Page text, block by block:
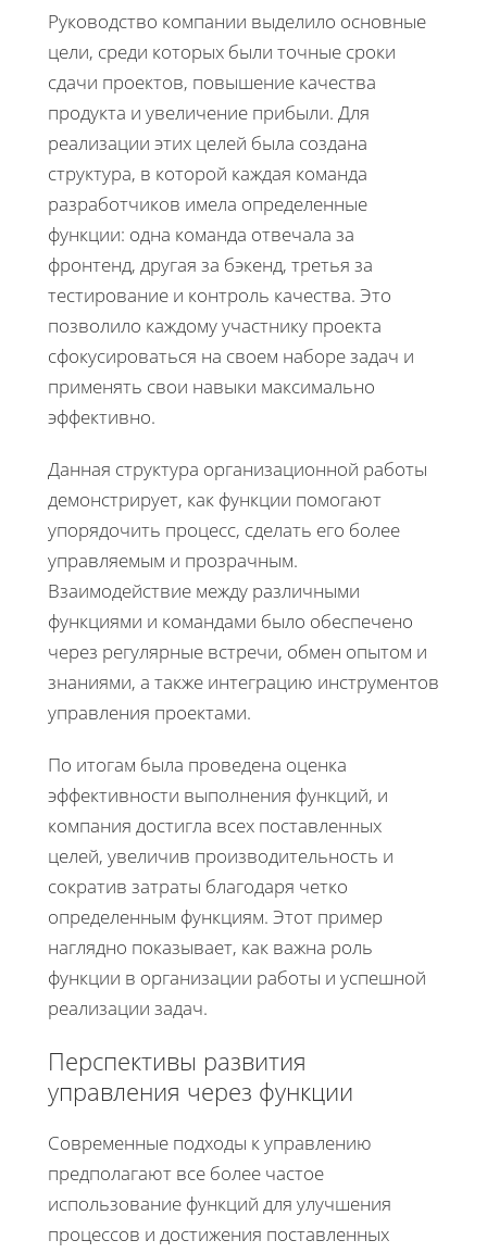
Руководство компании выделило основные
цели, среди которых были точные сроки
сдачи проектов, повышение качества
продукта и увеличение прибыли. Для
реализации этих целей была создана
структура, в которой каждая команда
разработчиков имела определенные
функции: одна команда отвечала за
фронтенд, другая за бэкенд, третья за
тестирование и контроль качества. Это
позволило каждому участнику проекта
сфокусироваться на своем наборе задач и
применять свои навыки максимально
эффективно.
Данная структура организационной работы
демонстрирует, как функции помогают
упорядочить процесс, сделать его более
управляемым и прозрачным.
Взаимодействие между различными
функциями и командами было обеспечено
через регулярные встречи, обмен опытом и
знаниями, а также интеграцию инструментов
управления проектами.
По итогам была проведена оценка
эффективности выполнения функций, и
компания достигла всех поставленных
целей, увеличив производительность и
сократив затраты благодаря четко
определенным функциям. Этот пример
наглядно показывает, как важна роль
функции в организации работы и успешной
реализации задач.
Перспективы развития
управления через функции
Современные подходы к управлению
предполагают все более частое
использование функций для улучшения
процессов и достижения поставленных